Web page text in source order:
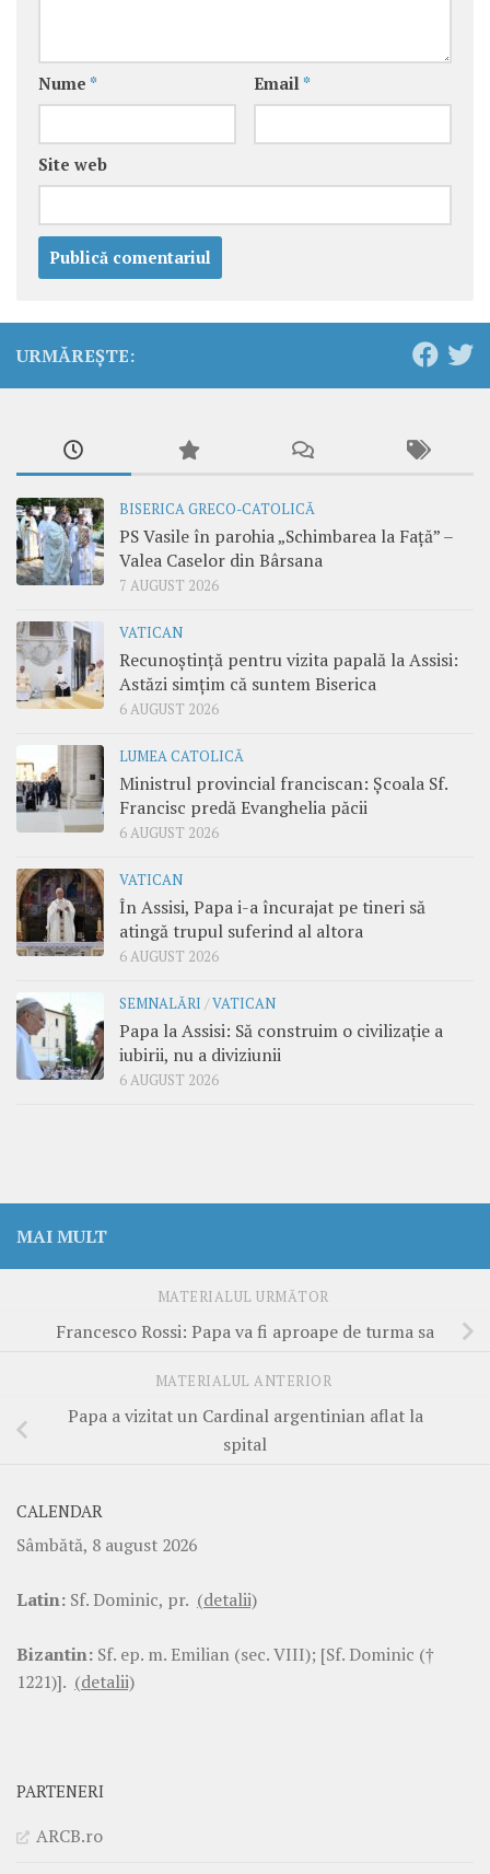
Nume * Email *
Site web
URMĂREȘTE:
BISERICA GRECO-CATOLICĂ
PS Vasile în parohia „Schimbarea la Față” –
Valea Caselor din Bârsana
7 AUGUST 2026
VATICAN
Recunoștință pentru vizita papală la Assisi:
Astăzi simțim că suntem Biserica
6 AUGUST 2026
LUMEA CATOLICĂ
Ministrul provincial franciscan: Școala Sf.
Francisc predă Evanghelia păcii
6 AUGUST 2026
VATICAN
În Assisi, Papa i-a încurajat pe tineri să
atingă trupul suferind al altora
6 AUGUST 2026
SEMNALĂRI /VATICAN
Papa la Assisi: Să construim o civilizație a
iubirii, nu a diviziunii
6 AUGUST 2026
MAI MULT
MATERIALUL URMĂTOR
Francesco Rossi: Papa va fi aproape de turma sa
MATERIALUL ANTERIOR
Papa a vizitat un Cardinal argentinian aflat la
spital
CALENDAR
Sâmbătă, 8 august 2026
Latin: Sf. Dominic, pr. (detalii)
Bizantin: Sf. ep. m. Emilian (sec. VIII); [Sf. Dominic (†
1221)]. (detalii)
PARTENERI
ARCB.ro